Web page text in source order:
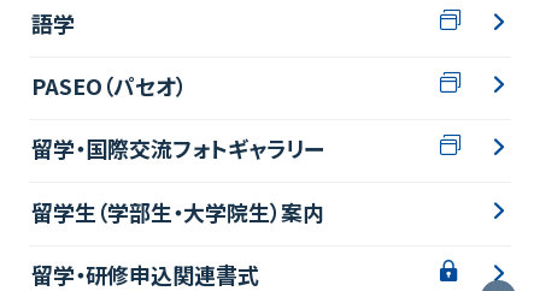
語学
PASEO（パセオ）
留学・国際交流フォトギャラリー
留学生（学部生・大学院生）案内
留学・研修申込関連書式